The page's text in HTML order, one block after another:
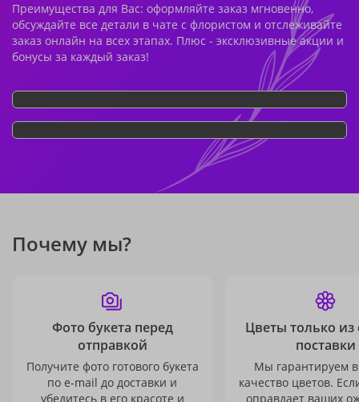
Преимущества для Вас: оформляйте заказ мгновенно,
обсуждайте все детали в чате с флористом и отслеживайте
заказ онлайн на всех этапах. Плюс - эксклюзивные акции и
бонусы за каждый заказ!
Почему мы?
Фото букета перед
отправкой
Получите фото готового букета
по e-mail до доставки и
убедитесь в его красоте и
Цветы только из
поставки
Мы гарантируем
качество цветов.
оправдает ваших